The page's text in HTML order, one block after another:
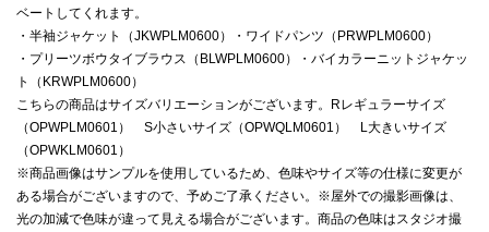
ベートしてくれます。
・半袖ジャケット（JKWPLM0600）・ワイドパンツ（PRWPLM0600）
・プリーツボウタイブラウス（BLWPLM0600）・バイカラーニットジャケッ
ト（KRWPLM0600）
こちらの商品はサイズバリエーションがございます。Rレギュラーサイズ
（OPWPLM0601） S小さいサイズ（OPWQLM0601） L大きいサイズ
（OPWKLM0601）
※商品画像はサンプルを使用しているため、色味やサイズ等の仕様に変更が
ある場合がございますので、予めご了承ください。※屋外での撮影画像は、
光の加減で色味が違って見える場合がございます。商品の色味はスタジオ撮